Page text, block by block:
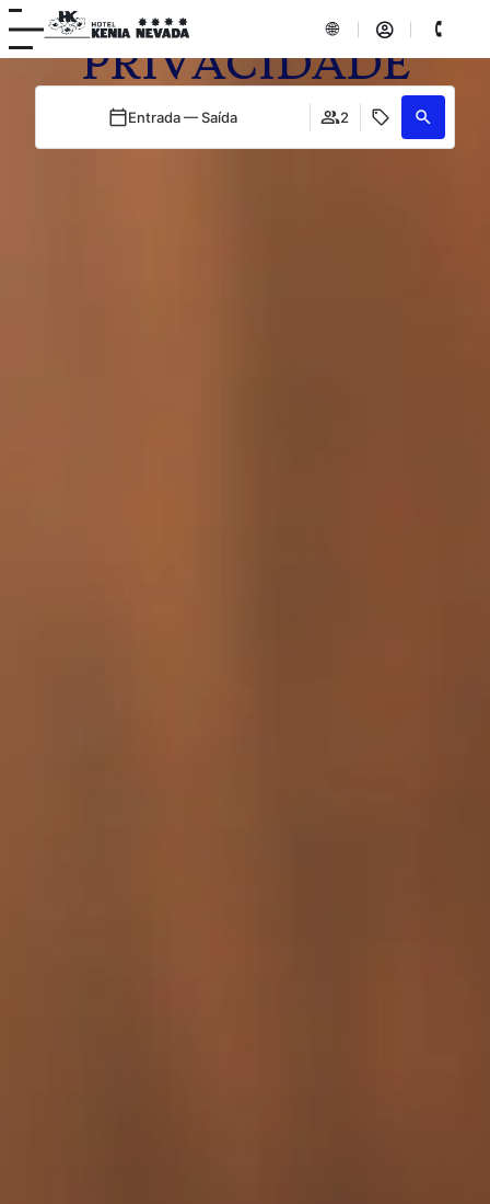
POLÍTICA DE
PRIVACIDADE
Entrada — Saída 2